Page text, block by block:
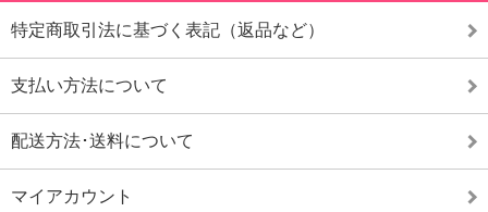
特定商取引法に基づく表記（返品など）
支払い方法について
配送方法･送料について
マイアカウント